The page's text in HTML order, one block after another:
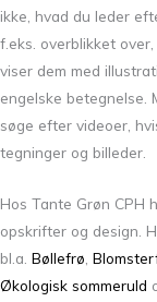
ikke, hvad du leder
f.eks. overblikket
viser dem med
engelske betegnelse.
søge efter videoer,
tegninger og billeder.
Hos Tante Grøn CPH
opskrifter og design.
bl.a. Bøllefrø
Økologisk sommeruld